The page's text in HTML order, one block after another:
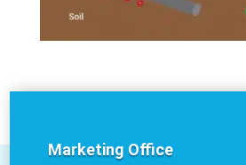
Marketing Office